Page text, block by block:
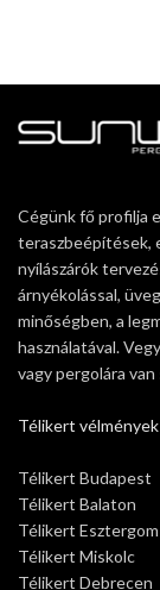
Cégünk fő profilja
teraszbeépítések,
nyílászárók
árnyékolással,
minőségben, a
használatával.
vagy pergolára van
Télikert vélmények
Télikert Budapest
Télikert Balaton
Télikert Esztergom
Télikert Miskolc
Télikert Debrecen